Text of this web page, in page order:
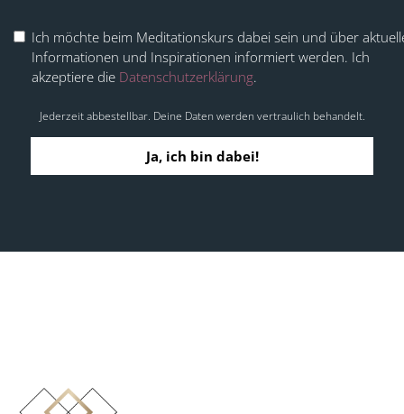
Ich möchte beim Meditationskurs dabei sein und über
Informationen und Inspirationen informiert werden. Ich
akzeptiere die Datenschutzerklärung.
Jederzeit abbestellbar. Deine Daten werden vertraulich behandelt.